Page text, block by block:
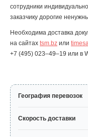
сотрудники
заказчику дорогие
Необходима доставка
на сайтах tsm.bz или
+7 (495) 023–49–19 или в
География перевозок
Скорость доставки